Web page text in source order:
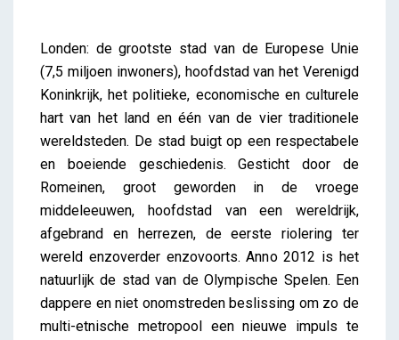
iris
Londen: de grootste stad van de Europese Unie
(7,5 miljoen inwoners), hoofdstad van het Verenigd
Koninkrijk, het politieke, economische en culturele
hart van het land en één van de vier traditionele
wereldsteden. De stad buigt op een respectabele
en boeiende geschiedenis. Gesticht door de
Romeinen, groot geworden in de vroege
middeleeuwen, hoofdstad van een wereldrijk,
afgebrand en herrezen, de eerste riolering ter
wereld enzoverder enzovoorts. Anno 2012 is het
natuurlijk de stad van de Olympische Spelen. Een
dappere en niet onomstreden beslissing om zo de
multi-etnische metropool een nieuwe impuls te